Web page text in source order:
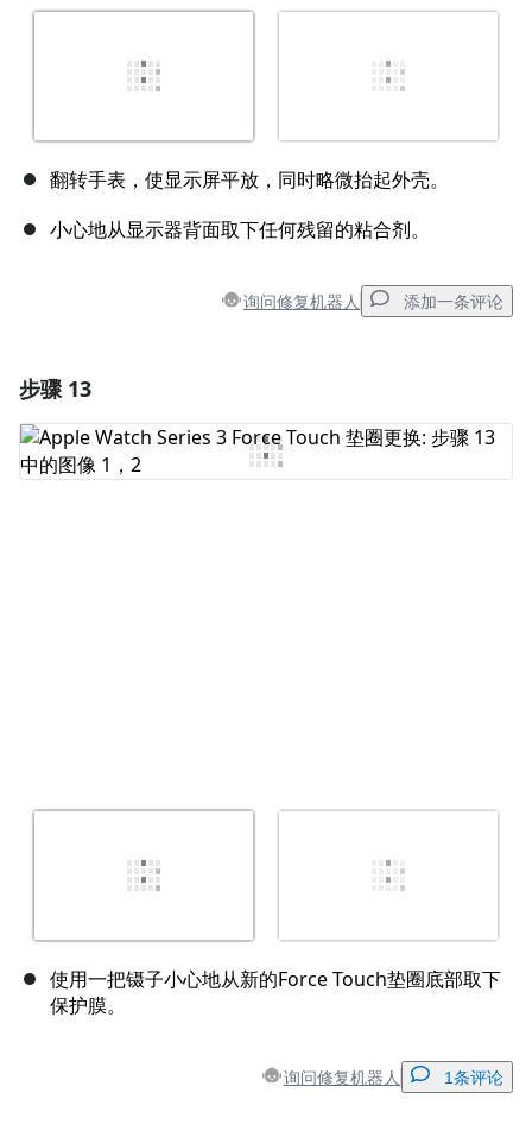
翻转手表，使显示屏平放，同时略微抬起外壳。
小心地从显示器背面取下任何残留的粘合剂。
询问修复机器人 添加一条评论
添加评论
步骤 13
使用一把镊子小心地从新的Force Touch垫圈底部取下
保护膜。
询问修复机器人 1条评论